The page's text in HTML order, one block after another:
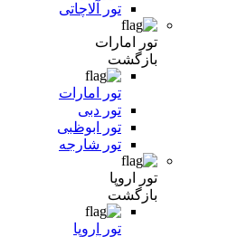
تور آلاچاتی
تور امارات
بازگشت
تور امارات
تور دبی
تور ابوظبی
تور شارجه
تور اروپا
بازگشت
تور اروپا